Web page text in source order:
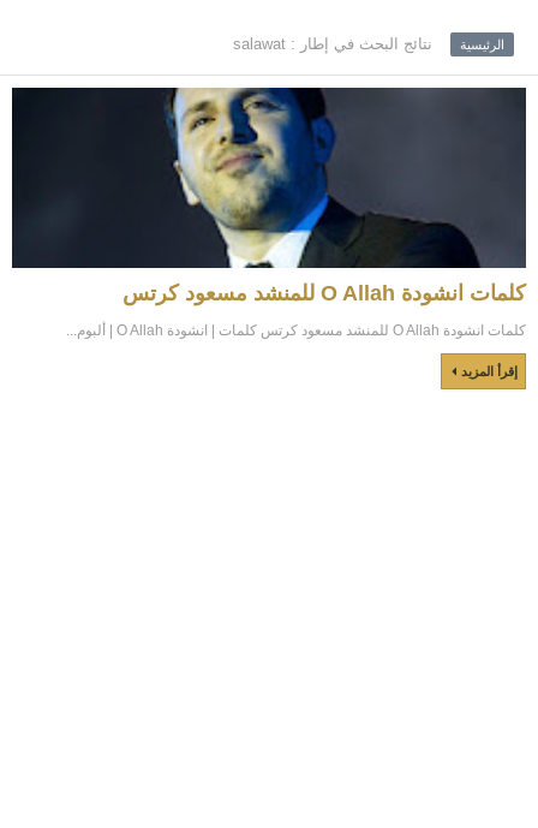
الرئيسية نتائج البحث في إطار : salawat
كلمات انشودة O Allah للمنشد مسعود كرتس
كلمات انشودة O Allah للمنشد مسعود كرتس كلمات | انشودة O Allah | ألبوم...
إقرأ المزيد